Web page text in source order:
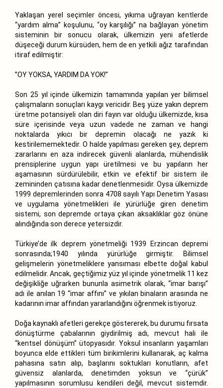
Yaklaşan yerel seçimler öncesi, yıkıma uğrayan kentlerde
“yardım alma” koşulunu, “oy karşılığı” na bağlayan yönetim
sisteminin bir sonucu olarak, ülkemizin yeni afetlerde
düşeceği durum kürsüden, hem de en yetkili ağız tarafından
itiraf edilmiştir:
”OY YOKSA, YARDIM DA YOK!”
Son 25 yıl içinde ülkemizin tamamında yapılan yer bilimsel
çalışmaların sonuçları kaygı vericidir. Beş yüze yakın deprem
üretme potansiyeli olan diri fayın var olduğu ülkemizde, kısa
süre içerisinde veya uzun vadede ne zaman ve hangi
noktalarda yıkıcı bir depremin olacağı ne yazık ki
kestirilememektedir. O halde yapılması gereken şey, deprem
zararlarını en aza indirecek güvenli alanlarda, mühendislik
prensiplerine uygun yapı üretilmesi ve bu yapıların her
aşamasının sürdürülebilir, etkin ve efektif bir sistem ile
zemininden çatısına kadar denetlenmesidir. Oysa ülkemizde
1999 depremlerinden sonra 4708 sayılı Yapı Denetim Yasası
ve uygulama yönetmelikleri ile yürürlüğe giren denetim
sistemi, son depremde ortaya çıkan aksaklıklar göz önüne
alındığında son derece yetersizdir.
Türkiye’de ilk deprem yönetmeliği 1939 Erzincan depremi
sonrasında;1940 yılında yürürlüğe girmiştir. Bilimsel
gelişmelerin yönetmeliklere yansıması elbette doğal kabul
edilmelidir. Ancak, geçtiğimiz yüz yıl içinde yönetmelik 11 kez
değişikliğe uğrarken bununla asimetrik olarak, “imar barışı”
adı ile anılan 19 “imar affını” ve yıkılan binaların arasında ne
kadarının imar affından yararlandığını öğrenmek istiyoruz.
Doğa kaynaklı afetleri gerekçe göstererek, bu durumu fırsata
dönüştürme çabalarının giydirilmiş adı, mevcut hali ile
“kentsel dönüşüm” ütopyasıdır. Yoksul insanların yaşamları
boyunca elde ettikleri tüm birikimlerini kullanarak, aç kalma
pahasına satın alıp, başlarını soktukları konutların, afet
güvensiz alanlarda, denetimden yoksun ve “çürük”
yapılmasının sorumlusu kendileri değil, mevcut sistemdir.